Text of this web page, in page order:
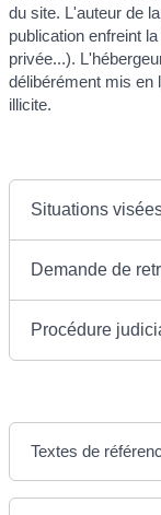
du site. L'auteur de
publication enfreint
privée...).
délibérément mis en
illicite.
Situations
Demande de
Procédure
Textes de